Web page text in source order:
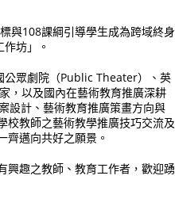
與108課綱引導學生成為跨域終身
坊」。
公眾劇院（Public Theater）、英
，以及國內在藝術教育推廣深耕
設計、藝術教育推廣策畫方向與
校教師之藝術教學推廣技巧交流及
齊邁向共好之願景。
興趣之教師、教育工作者，歡迎踴